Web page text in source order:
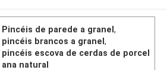
Pincéis de parede a granel,
pincéis brancos a granel,
pincéis escova de cerdas de porcel
ana natural